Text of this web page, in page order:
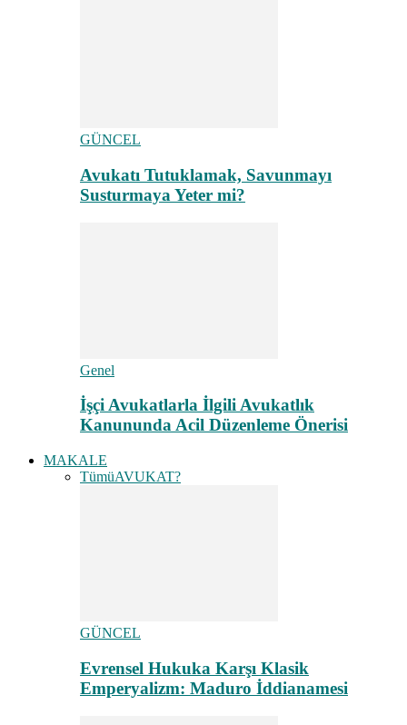
GÜNCEL
Avukatı Tutuklamak, Savunmayı
Susturmaya Yeter mi?
Genel
İşçi Avukatlarla İlgili Avukatlık
Kanununda Acil Düzenleme Önerisi
MAKALE
TümüAVUKAT?
GÜNCEL
Evrensel Hukuka Karşı Klasik
Emperyalizm: Maduro İddianamesi